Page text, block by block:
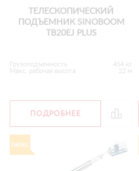
ТЕЛЕСКОПИЧЕСКИЙ
ПОДЪЕМНИК SINOBOOM
TB20EJ PLUS
Грузоподъемность
454 кг
Макс. рабочая высота
22 м
ПОДРОБНЕЕ